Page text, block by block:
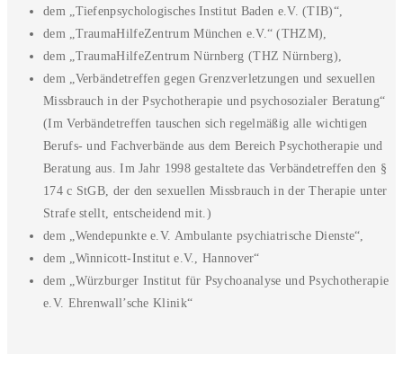
dem „Tiefenpsychologisches Institut Baden e.V. (TIB)“,
dem „TraumaHilfeZentrum München e.V.“ (THZM),
dem „TraumaHilfeZentrum Nürnberg (THZ Nürnberg),
dem „Verbändetreffen gegen Grenzverletzungen und sexuellen
Missbrauch in der Psychotherapie und psychosozialer Beratung“
(Im Verbändetreffen tauschen sich regelmäßig alle wichtigen
Berufs- und Fachverbände aus dem Bereich Psychotherapie und
Beratung aus. Im Jahr 1998 gestaltete das Verbändetreffen den §
174 c StGB, der den sexuellen Missbrauch in der Therapie unter
Strafe stellt, entscheidend mit.)
dem „Wendepunkte e.V. Ambulante psychiatrische Dienste“,
dem „Winnicott-Institut e.V., Hannover“
dem „Würzburger Institut für Psychoanalyse und Psychotherapie
e.V. Ehrenwall’sche Klinik“